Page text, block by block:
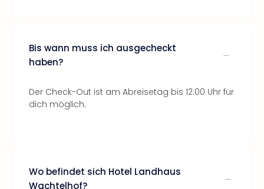
Bis wann muss ich ausgecheckt
haben?
Der Check-Out ist am Abreisetag bis 12:00 Uhr für
dich möglich.
Wo befindet sich Hotel Landhaus
Wachtelhof?